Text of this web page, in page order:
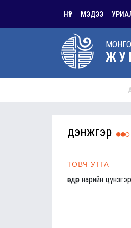
НҮҮР МЭДЭЭ
дэнжгэр
ТОВЧ УТГА
өндөр нарийн цүнзгэр